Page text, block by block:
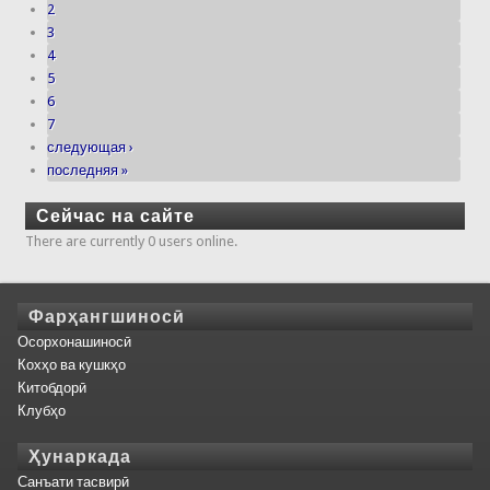
2
3
4
5
6
7
следующая ›
последняя »
Сейчас на сайте
There are currently 0 users online.
Фарҳангшиносӣ
Осорхонашиносӣ
Кохҳо ва кушкҳо
Китобдорӣ
Клубҳо
Ҳунаркада
Санъати тасвирӣ